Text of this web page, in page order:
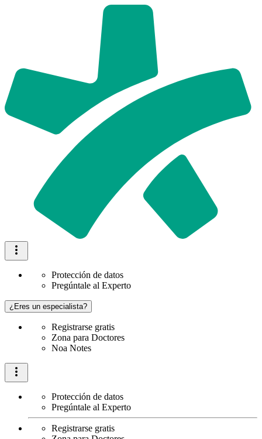
Protección de datos
Pregúntale al Experto
¿Eres un especialista?
Registrarse gratis
Zona para Doctores
Noa Notes
Protección de datos
Pregúntale al Experto
Registrarse gratis